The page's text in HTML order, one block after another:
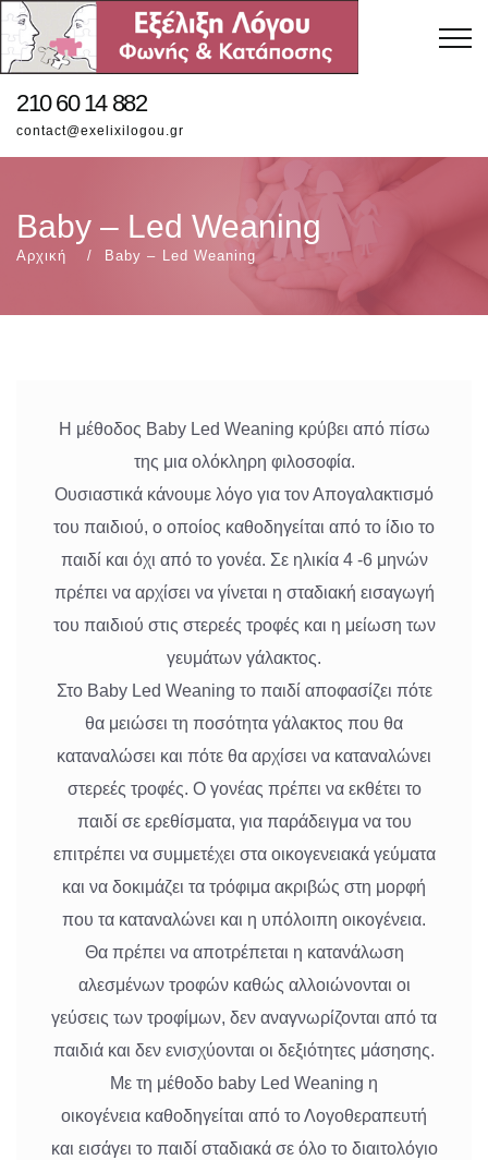
210 60 14 882
contact@exelixilogou.gr
Baby – Led Weaning
Αρχική Baby – Led Weaning
Η μέθοδος Baby Led Weaning κρύβει από πίσω
της μια ολόκληρη φιλοσοφία.
Ουσιαστικά κάνουμε λόγο για τον Απογαλακτισμό
του παιδιού, ο οποίος καθοδηγείται από το ίδιο το
παιδί και όχι από το γονέα. Σε ηλικία 4 -6 μηνών
πρέπει να αρχίσει να γίνεται η σταδιακή εισαγωγή
του παιδιού στις στερεές τροφές και η μείωση των
γευμάτων γάλακτος.
Στο Baby Led Weaning το παιδί αποφασίζει πότε
θα μειώσει τη ποσότητα γάλακτος που θα
καταναλώσει και πότε θα αρχίσει να καταναλώνει
στερεές τροφές. Ο γονέας πρέπει να εκθέτει το
παιδί σε ερεθίσματα, για παράδειγμα να του
επιτρέπει να συμμετέχει στα οικογενειακά γεύματα
και να δοκιμάζει τα τρόφιμα ακριβώς στη μορφή
που τα καταναλώνει και η υπόλοιπη οικογένεια.
Θα πρέπει να αποτρέπεται η κατανάλωση
αλεσμένων τροφών καθώς αλλοιώνονται οι
γεύσεις των τροφίμων, δεν αναγνωρίζονται από τα
παιδιά και δεν ενισχύονται οι δεξιότητες μάσησης.
Mε τη μέθοδο baby Led Weaning η
οικογένεια καθοδηγείται από το Λογοθεραπευτή
και εισάγει το παιδί σταδιακά σε όλο τo διαιτολόγιο